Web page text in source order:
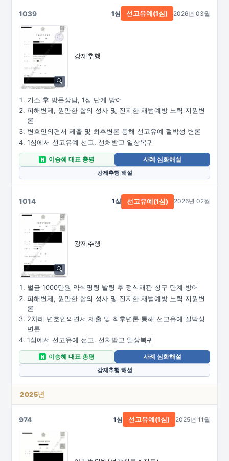
1039
강제추행
1심 선고유예(1심) 2026년 03월
기소 후 방문상담, 1심 단계 방어
피해변제, 원만한 합의 성사 및 진지한 재범예방 노력 지원변
론
변호인의견서 제출 및 최후변론 통해 선고유예 절박성 변론
1심에서 선고유예 선고. 선처받고 일상복귀
N 이승혜 대표 총평
사례 심화해설
강제추행 해설
1014
강제추행
1심 선고유예(1심) 2026년 02월
벌금 1000만원 약식명령 발령 후 정식재판 청구 단계 방어
피해변제, 원만한 합의 성사 및 진지한 재범예방 노력 지원변
론
2차례 변호인의견서 제출 및 최후변론 통해 선고유예 절박성
변론
1심에서 선고유예 선고. 선처받고 일상복귀
N 이승혜 대표 총평
사례 심화해설
강제추행 해설
2025년
974 1심 선고유예(1심) 2025년 11월